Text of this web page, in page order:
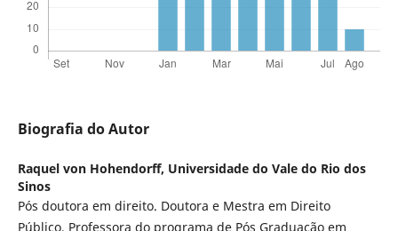
Biografia do Autor
Raquel von Hohendorff, Universidade do Vale do Rio dos
Sinos
Pós doutora em direito. Doutora e Mestra em Direito
Público. Professora do programa de Pós Graduação em